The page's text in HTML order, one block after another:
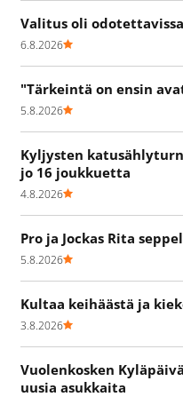
Valitus oli odotettavissa
6.8.2026
"Tärkeintä on ensin
5.8.2026
Kyljysten
jo 16 joukkuetta
4.8.2026
Pro ja Jockas Rita
5.8.2026
Kultaa keihäästä ja
3.8.2026
Vuolenkosken
uusia asukkaita